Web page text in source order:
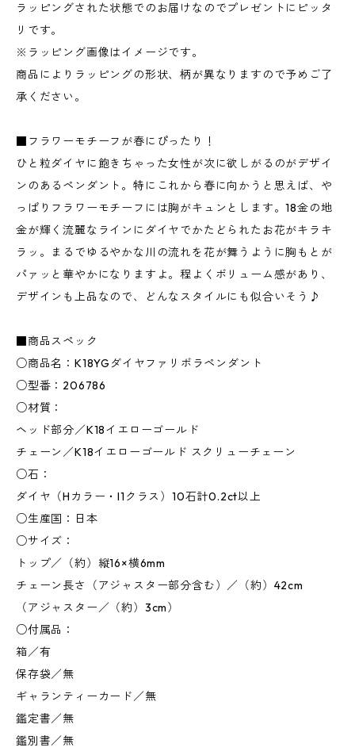
ラッピングされた状態でのお届けなのでプレゼントにピッタ
リです。
※ラッピング画像はイメージです。
商品によりラッピングの形状、柄が異なりますので予めご了
承ください。
■フラワーモチーフが春にぴったり！
ひと粒ダイヤに飽きちゃった女性が次に欲しがるのがデザイ
ンのあるペンダント。特にこれから春に向かうと思えば、や
っぱりフラワーモチーフには胸がキュンとします。18金の地
金が輝く流麗なラインにダイヤでかたどられたお花がキラキ
ラッ。まるでゆるやかな川の流れを花が舞うように胸もとが
パァッと華やかになりますよ。程よくボリューム感があり、
デザインも上品なので、どんなスタイルにも似合いそう♪
■商品スペック
○商品名：K18YGダイヤファリボラペンダント
○型番：206786
○材質：
ヘッド部分／K18イエローゴールド
チェーン／K18イエローゴールド スクリューチェーン
○石：
ダイヤ（Hカラー・I1クラス）10石計0.2ct以上
○生産国：日本
○サイズ：
トップ／（約）縦16×横6mm
チェーン長さ（アジャスター部分含む）／（約）42cm
（アジャスター／（約）3cm）
○付属品：
箱／有
保存袋／無
ギャランティーカード／無
鑑定書／無
鑑別書／無